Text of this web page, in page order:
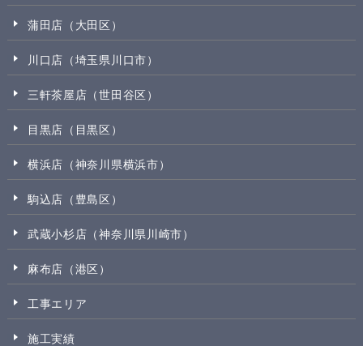
蒲田店（大田区）
川口店（埼玉県川口市）
三軒茶屋店（世田谷区）
目黒店（目黒区）
横浜店（神奈川県横浜市）
駒込店（豊島区）
武蔵小杉店（神奈川県川崎市）
麻布店（港区）
工事エリア
施工実績